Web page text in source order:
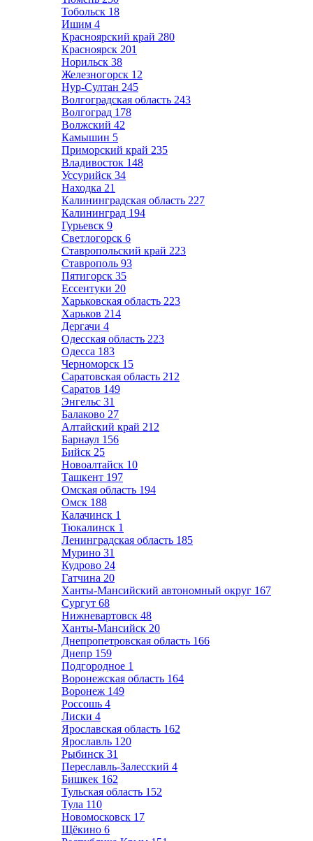
Тобольск 18
Ишим 4
Красноярский край 280
Красноярск 201
Норильск 38
Железногорск 12
Нур-Султан 245
Волгоградская область 243
Волгоград 178
Волжский 42
Камышин 5
Приморский край 235
Владивосток 148
Уссурийск 34
Находка 21
Калининградская область 227
Калининград 194
Гурьевск 9
Светлогорск 6
Ставропольский край 223
Ставрополь 93
Пятигорск 35
Ессентуки 20
Харьковская область 223
Харьков 214
Дергачи 4
Одесская область 223
Одесса 183
Черноморск 15
Саратовская область 212
Саратов 149
Энгельс 31
Балаково 27
Алтайский край 212
Барнаул 156
Бийск 25
Новоалтайск 10
Ташкент 197
Омская область 194
Омск 188
Калачинск 1
Тюкалинск 1
Ленинградская область 185
Мурино 31
Кудрово 24
Гатчина 20
Ханты-Мансийский автономный округ 167
Сургут 68
Нижневартовск 48
Ханты-Мансийск 20
Днепропетровская область 166
Днепр 159
Подгородное 1
Воронежская область 164
Воронеж 149
Россошь 4
Лиски 4
Ярославская область 162
Ярославль 120
Рыбинск 31
Переславль-Залесский 4
Бишкек 162
Тульская область 152
Тула 110
Новомосковск 17
Щёкино 6